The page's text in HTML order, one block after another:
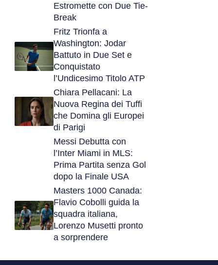
Estromette con Due Tie-
Break
Fritz Trionfa a
Washington: Jodar
Battuto in Due Set e
Conquistato
l’Undicesimo Titolo ATP
Chiara Pellacani: La
Nuova Regina dei Tuffi
che Domina gli Europei
di Parigi
Messi Debutta con
l’Inter Miami in MLS:
Prima Partita senza Gol
dopo la Finale USA
Masters 1000 Canada:
Flavio Cobolli guida la
squadra italiana,
Lorenzo Musetti pronto
a sorprendere